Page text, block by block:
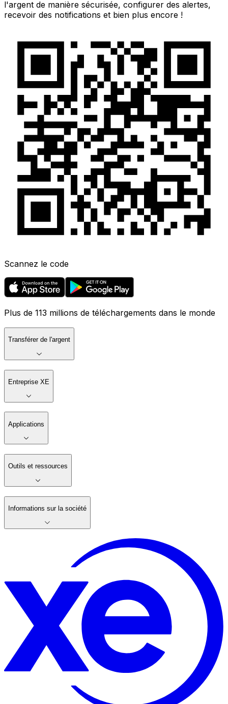
l'argent de manière sécurisée, configurer des alertes,
recevoir des notifications et bien plus encore !
Scannez le code
Plus de 113 millions de téléchargements dans le monde
Transférer de l'argent
Entreprise XE
Applications
Outils et ressources
Informations sur la société